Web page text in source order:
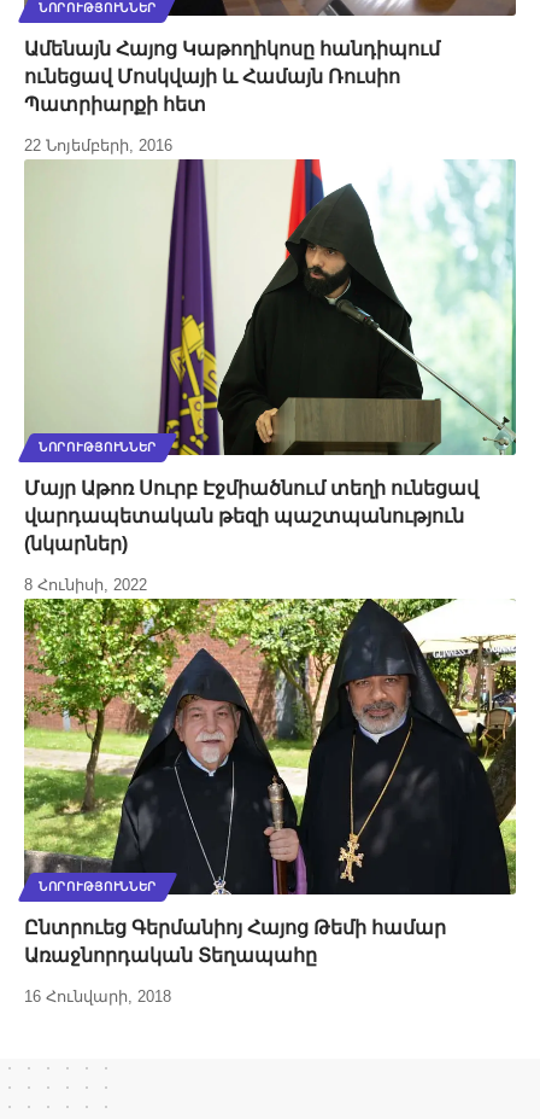
ՆՈՐՈՒԹՅՈՒՆՆԵՐ
Ամենայն Հայոց Կաթողիկոսը հանդիպում
ունեցավ Մոսկվայի և Համայն Ռուսիո
Պատրիարքի հետ
22 Նոյեմբերի, 2016
ՆՈՐՈՒԹՅՈՒՆՆԵՐ
Մայր Աթոռ Սուրբ Էջմիածնում տեղի ունեցավ
վարդապետական թեզի պաշտպանություն
(նկարներ)
8 Հունիսի, 2022
ՆՈՐՈՒԹՅՈՒՆՆԵՐ
Ընտրուեց Գերմանիոյ Հայոց Թեմի համար
Առաջնորդական Տեղապահը
16 Հունվարի, 2018